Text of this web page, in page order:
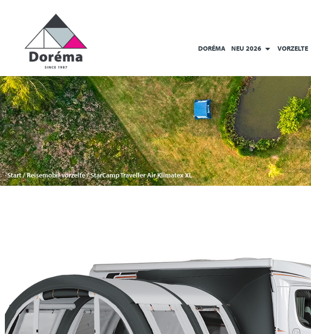
DORÉMA NEU 2026 VORZELTE
Start/Reisemobil vorzelte/ StarCamp Traveller Air Klimatex XL